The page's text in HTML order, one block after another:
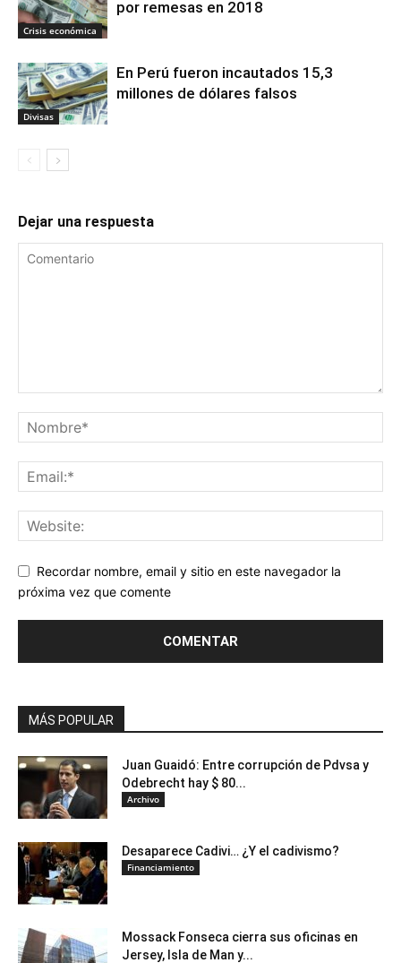
Crisis económica
por remesas en 2018
Divisas
En Perú fueron incautados 15,3
millones de dólares falsos
Dejar una respuesta
Recordar nombre, email y sitio en este navegador la
próxima vez que comente
MÁS POPULAR
Juan Guaidó: Entre corrupción de Pdvsa y
Odebrecht hay $ 80...
Archivo
Desaparece Cadivi… ¿Y el cadivismo?
Financiamiento
Mossack Fonseca cierra sus oficinas en
Jersey, Isla de Man y...